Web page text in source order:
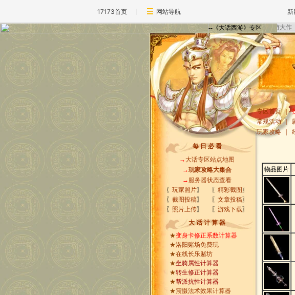
17173首页 网站导航 新
--《大话西游》专区
专区首页
常规活动
玩家攻略
每 日 必 看
→ 大话专区站点地图
→玩家攻略大集合
→ 服务器状态查看
〖 玩家照片〗 〖 精彩截图 〗
〖 截图投稿〗 〖 文章投稿〗
〖 照片上传〗 〖 游戏下载〗
大 话 计 算 器
★变身卡修正系数计算器
★洛阳赌场免费玩
★在线长乐赌坊
★坐骑属性计算器
★转生修正计算器
★帮派抗性计算器
★震慑法术效果计算器
物品图片